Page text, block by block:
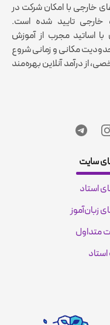
خارجی با امکان شرکت در
خارجی تایید شده است.
اساتید مجرب از آموزش
مکانی و زمانی شروع
از درآمد آنلاین بهره‌مند
سایت
استاد
زبان‌آموز
متداول